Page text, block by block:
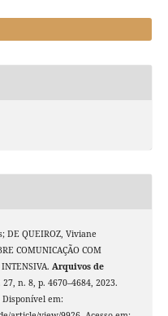
DE QUEIROZ, Viviane
COMUNICAÇÃO COM
Arquivos de
27, n. 8, p. 4670–4684, 2023.
Disponível em: